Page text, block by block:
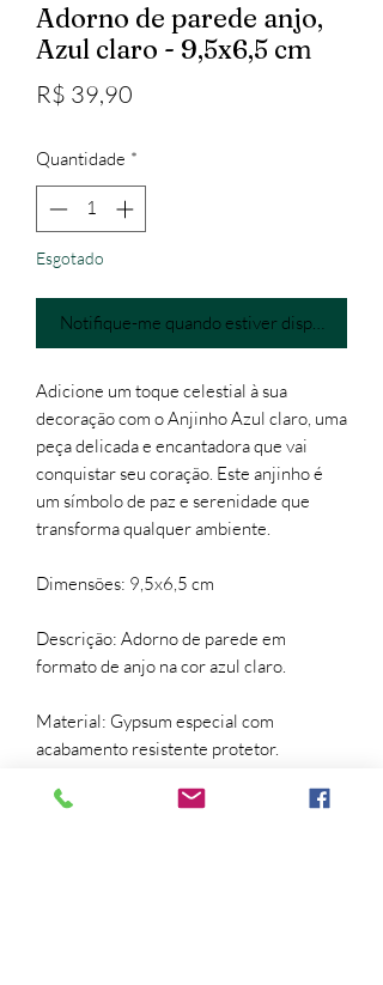
Adorno de parede anjo,
Azul claro - 9,5x6,5 cm
R$ 39,90
Quantidade *
Esgotado
Notifique-me quando estiver disponível
Adicione um toque celestial à sua
decoração com o Anjinho Azul claro, uma
peça delicada e encantadora que vai
conquistar seu coração. Este anjinho é
um símbolo de paz e serenidade que
transforma qualquer ambiente.
Dimensões: 9,5x6,5 cm
Descrição: Adorno de parede em
formato de anjo na cor azul claro.
Material: Gypsum especial com
acabamento resistente protetor.
Pintura: Azul Claro.